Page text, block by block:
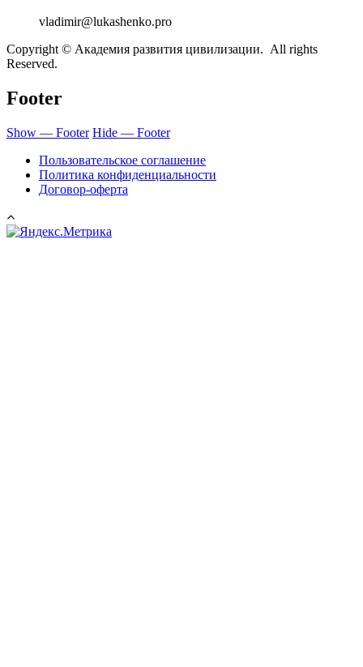
vladimir@lukashenko.pro
Copyright © Академия развития цивилизации. All rights
Reserved.
Footer
Show — Footer Hide — Footer
Пользовательское соглашение
Политика конфиденциальности
Договор-оферта